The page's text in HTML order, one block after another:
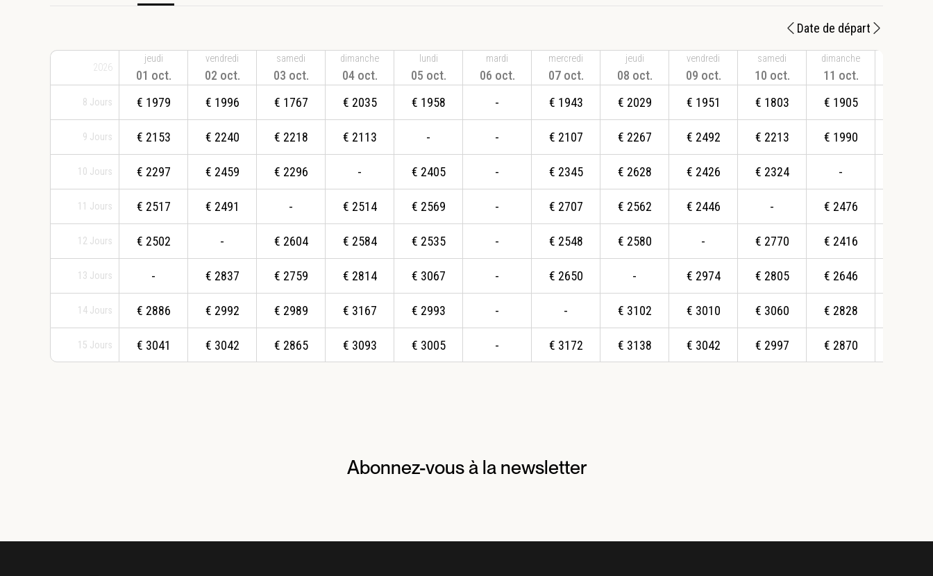
Date de départ
2026
8 Jours
9 Jours
10 Jours
11 Jours
12 Jours
13 Jours
14 Jours
15 Jours
jeudi
01 oct.
€ 1979
€ 2153
€ 2297
€ 2517
€ 2502
-
€ 2886
€ 3041
vendredi
02 oct.
€ 1996
€ 2240
€ 2459
€ 2491
-
€ 2837
€ 2992
€ 3042
samedi
03 oct.
€ 1767
€ 2218
€ 2296
-
€ 2604
€ 2759
€ 2989
€ 2865
dimanche
04 oct.
€ 2035
€ 2113
-
€ 2514
€ 2584
€ 2814
€ 3167
€ 3093
lundi
05 oct.
€ 1958
-
€ 2405
€ 2569
€ 2535
€ 3067
€ 2993
€ 3005
mardi
06 oct.
-
-
-
-
-
-
-
-
mercredi
07 oct.
€ 1943
€ 2107
€ 2345
€ 2707
€ 2548
€ 2650
-
€ 3172
jeudi
08 oct.
€ 2029
€ 2267
€ 2628
€ 2562
€ 2580
-
€ 3102
€ 3138
vendredi
09 oct.
€ 1951
€ 2492
€ 2426
€ 2446
-
€ 2974
€ 3010
€ 3042
samedi
10 oct.
€ 1803
€ 2213
€ 2324
-
€ 2770
€ 2805
€ 3060
€ 2997
dimanche
11 oct.
€ 1905
€ 1990
-
€ 2476
€ 2416
€ 2646
€ 2828
€ 2870
Abonnez-vous à la newsletter